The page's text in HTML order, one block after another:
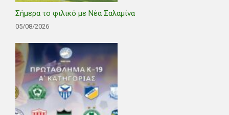
Σήμερα το φιλικό με Νέα Σαλαμίνα
05/08/2026